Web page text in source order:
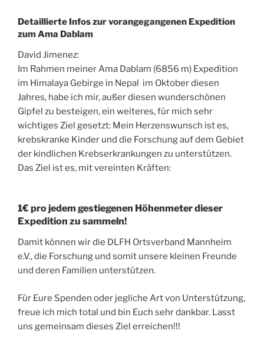
Detaillierte Infos zur vorangegangenen Expedition
zum Ama Dablam
David Jimenez:
Im Rahmen meiner Ama Dablam (6856 m) Expedition
im Himalaya Gebirge in Nepal im Oktober diesen
Jahres, habe ich mir, außer diesen wunderschönen
Gipfel zu besteigen, ein weiteres, für mich sehr
wichtiges Ziel gesetzt: Mein Herzenswunsch ist es,
krebskranke Kinder und die Forschung auf dem Gebiet
der kindlichen Krebserkrankungen zu unterstützen.
Das Ziel ist es, mit vereinten Kräften:
1€ pro jedem gestiegenen Höhenmeter dieser
Expedition zu sammeln!
Damit können wir die DLFH Ortsverband Mannheim
e.V., die Forschung und somit unsere kleinen Freunde
und deren Familien unterstützen.
Für Eure Spenden oder jegliche Art von Unterstützung,
freue ich mich total und bin Euch sehr dankbar. Lasst
uns gemeinsam dieses Ziel erreichen!!!